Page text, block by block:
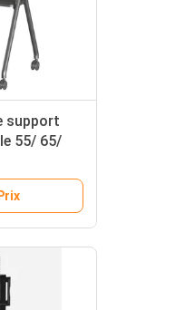
support
55/ 65/